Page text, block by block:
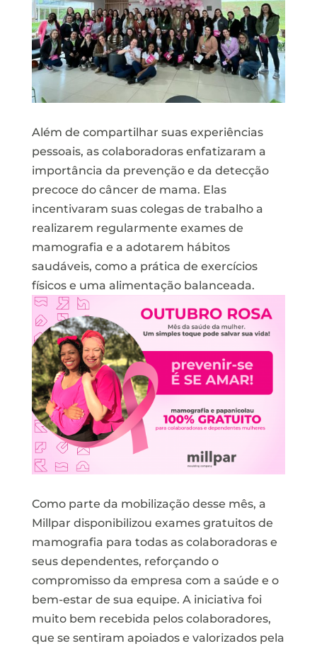
Além de compartilhar suas experiências
pessoais, as colaboradoras enfatizaram a
importância da prevenção e da detecção
precoce do câncer de mama. Elas
incentivaram suas colegas de trabalho a
realizarem regularmente exames de
mamografia e a adotarem hábitos
saudáveis, como a prática de exercícios
físicos e uma alimentação balanceada.
Como parte da mobilização desse mês, a
Millpar disponibilizou exames gratuitos de
mamografia para todas as colaboradoras e
seus dependentes, reforçando o
compromisso da empresa com a saúde e o
bem-estar de sua equipe. A iniciativa foi
muito bem recebida pelos colaboradores,
que se sentiram apoiados e valorizados pela